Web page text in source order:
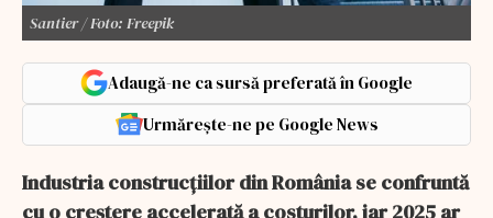
Santier / Foto: Freepik
Adaugă-ne ca sursă preferată în Google
Urmărește-ne pe Google News
Industria construcțiilor din România se confruntă
cu o creștere accelerată a costurilor, iar 2025 ar